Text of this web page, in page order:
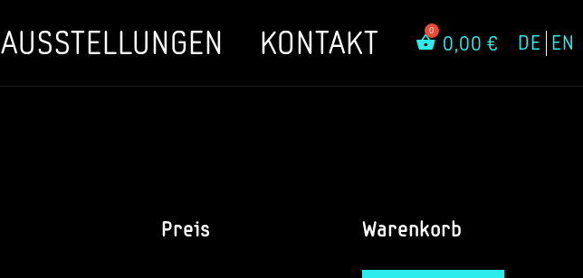
AUSSTELLUNGEN KONTAKT 0,00 € DE EN
Preis Warenkorb